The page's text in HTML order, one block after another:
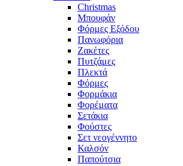
Christmas
Μπουφάν
Φόρμες Εξόδου
Πανωφόρια
Ζακέτες
Πυτζάμες
Πλεκτά
Φόρμες
Φορμάκια
Φορέματα
Σετάκια
Φούστες
Σετ νεογέννητο
Καλσόν
Παπούτσια